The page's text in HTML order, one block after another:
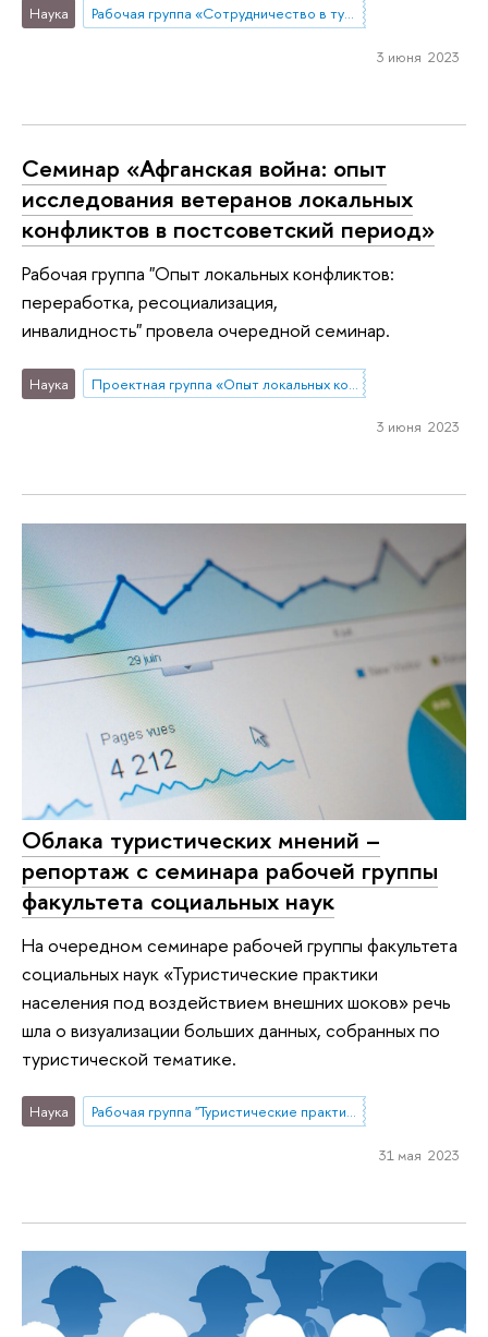
Наука Рабочая группа «Сотрудничество в тупике? Стратегические исследования России и проблема региональных порядков»
3 июня 2023
Семинар «Афганская война: опыт
исследования ветеранов локальных
конфликтов в постсоветский период»
Рабочая группа "Опыт локальных конфликтов:
переработка, ресоциализация,
инвалидность" провела очередной семинар.
Наука
3 июня 2023
Облака туристических мнений –
репортаж с семинара рабочей группы
факультета социальных наук
На очередном семинаре рабочей группы факультета
социальных наук «Туристические практики
населения под воздействием внешних шоков» речь
шла о визуализации больших данных, собранных по
туристической тематике.
Наука Рабочая группа "Туристические практики населения под воздействием внешних шоков: возможности и ограничения изучения опросными и не-опросными методами"
31 мая 2023